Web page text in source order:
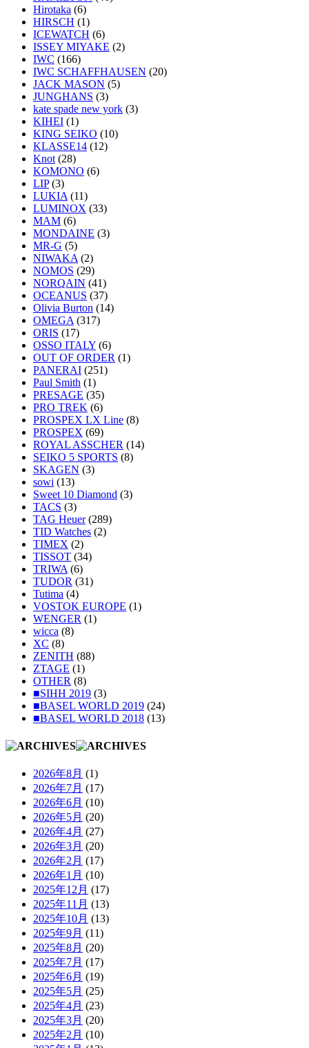
Hirotaka (6)
HIRSCH (1)
ICEWATCH (6)
ISSEY MIYAKE (2)
IWC (166)
IWC SCHAFFHAUSEN (20)
JACK MASON (5)
JUNGHANS (3)
kate spade new york (3)
KIHEI (1)
KING SEIKO (10)
KLASSE14 (12)
Knot (28)
KOMONO (6)
LIP(3)
LUKIA (11)
LUMINOX (33)
MAM (6)
MONDAINE (3)
MR-G (5)
NIWAKA (2)
NOMOS (29)
NORQAIN (41)
OCEANUS (37)
Olivia Burton (14)
OMEGA (317)
ORIS (17)
OSSO ITALY (6)
OUT OF ORDER (1)
PANERAI (251)
Paul Smith (1)
PRESAGE (35)
PRO TREK (6)
PROSPEX LX Line (8)
PROSPEX (69)
ROYAL ASSCHER (14)
SEIKO 5 SPORTS (8)
SKAGEN (3)
sowi (13)
Sweet 10 Diamond (3)
TACS (3)
TAG Heuer(289)
TID Watches (2)
TIMEX (2)
TISSOT (34)
TRIWA (6)
TUDOR (31)
Tutima (4)
VOSTOK EUROPE (1)
WENGER (1)
wicca (8)
XC (8)
ZENITH (88)
ZTAGE (1)
OTHER (8)
■SIHH 2019 (3)
■BASEL WORLD 2019 (24)
■BASEL WORLD 2018 (13)
2026年8月 (1)
2026年7月 (17)
2026年6月 (10)
2026年5月 (20)
2026年4月 (27)
2026年3月 (20)
2026年2月 (17)
2026年1月 (10)
2025年12月 (17)
2025年11月 (13)
2025年10月 (13)
2025年9月 (11)
2025年8月 (20)
2025年7月 (17)
2025年6月 (19)
2025年5月 (25)
2025年4月 (23)
2025年3月 (20)
2025年2月 (10)